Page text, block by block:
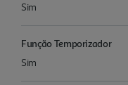
Sim
Função Temporizador
Sim